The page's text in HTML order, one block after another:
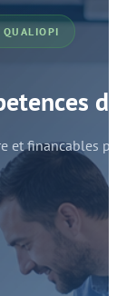
QUALIOPI
de
et financables pour